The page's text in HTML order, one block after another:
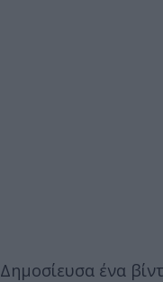
Δημοσίευσα ένα